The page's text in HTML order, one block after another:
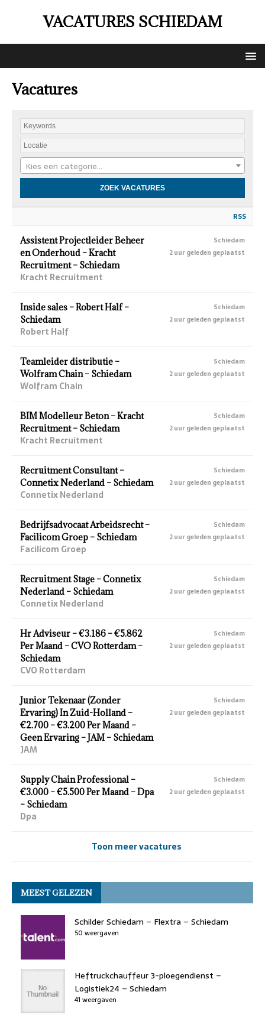
VACATURES SCHIEDAM
Vacatures
Kies een categorie…
RSS
Assistent Projectleider Beheer
en Onderhoud – Kracht
Recruitment – Schiedam
Kracht Recruitment
Schiedam
2 uur geleden geplaatst
Inside sales – Robert Half –
Schiedam
Robert Half
Schiedam
2 uur geleden geplaatst
Teamleider distributie –
Wolfram Chain – Schiedam
Wolfram Chain
Schiedam
2 uur geleden geplaatst
BIM Modelleur Beton – Kracht
Recruitment – Schiedam
Kracht Recruitment
Schiedam
2 uur geleden geplaatst
Recruitment Consultant –
Connetix Nederland – Schiedam
Connetix Nederland
Schiedam
2 uur geleden geplaatst
Bedrijfsadvocaat Arbeidsrecht –
Facilicom Groep – Schiedam
Facilicom Groep
Schiedam
2 uur geleden geplaatst
Recruitment Stage – Connetix
Nederland – Schiedam
Connetix Nederland
Schiedam
2 uur geleden geplaatst
Hr Adviseur – €3.186 – €5.862
Per Maand – CVO Rotterdam –
Schiedam
CVO Rotterdam
Schiedam
2 uur geleden geplaatst
Junior Tekenaar (Zonder
Ervaring) In Zuid-Holland –
€2.700 – €3.200 Per Maand –
Geen Ervaring – JAM – Schiedam
JAM
Schiedam
2 uur geleden geplaatst
Supply Chain Professional –
€3.000 – €5.500 Per Maand – Dpa
– Schiedam
Dpa
Schiedam
2 uur geleden geplaatst
Toon meer vacatures
MEEST GELEZEN
Schilder Schiedam – Flextra – Schiedam
50 weergaven
Heftruckchauffeur 3-ploegendienst –
Logistiek24 – Schiedam
41 weergaven